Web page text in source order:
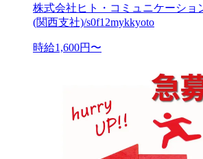
株式会社ヒト・コミュニケーショ
(関西支社)/s0f12mykkyoto
時給1,600円〜